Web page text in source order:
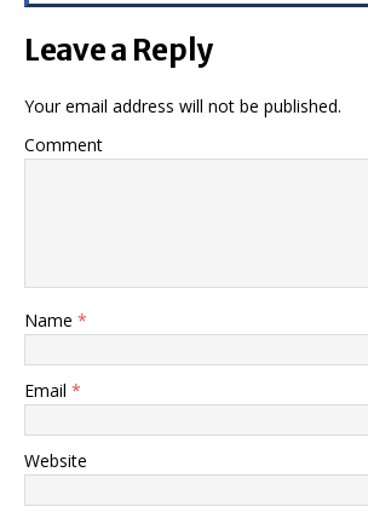
Leave a Reply
Your email address will not be published.
Comment
Name *
Email *
Website